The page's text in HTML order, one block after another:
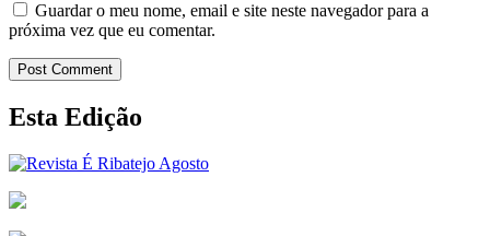
Guardar o meu nome, email e site neste navegador para a
próxima vez que eu comentar.
Post Comment
Esta Edição